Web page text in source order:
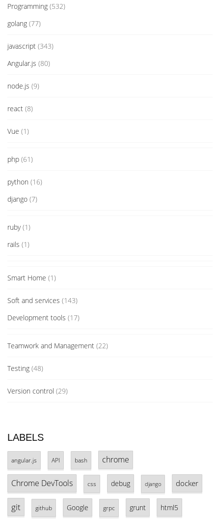
Programming (532)
golang (77)
javascript (343)
Angular.js (80)
node.js (9)
react (8)
Vue (1)
php (61)
python (16)
django (7)
ruby(1)
rails (1)
Smart Home (1)
Soft and services (143)
Development tools (17)
Teamwork and Management (22)
Testing (48)
Version control (29)
LABELS
angular.js API bash chrome
Chrome DevTools css debug django docker
git github Google grpc grunt html5